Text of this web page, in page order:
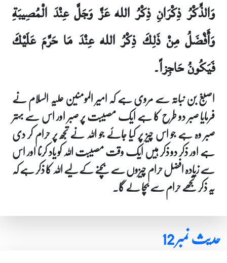
وَالذِّكْرُ ذِكْرَانِ ذِكْرُ الله عَزَّ وَجَلَّ عِنْدَ الْمُصِيبَةِ
وَأَفْضَلُ مِنْ ذَلِكَ ذِكْرُ الله عِنْدَ مَا حَرَّمَ عَلَيْكَ
فَيَكُونُ حَاجِزاً۔
اصبغ بن نباتہ سے مروی ہے کہ امیر المومنین علیہ السلام نے
فرمایا صبر دو طرح کا ہے ایک مصیبت پر صبر اور اس سے بہتر
صبر وہ ہے جو اس چیز پر کیا جائے جو اللہ نے تجھ پر حرام کر دی
ہے اور ذکر دو ذکر ہیں ایک وقت مصیبت اللہ کو یاد کرنا اور اس
سے زیادہ افضل حرام چیزوں سے بچنے کے لیے اللہ کا ذکر ہے کہ
یہ ذکر تجھے حرام سے بچا لے گا۔
حدیث نمبر 12